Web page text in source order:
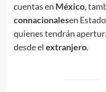
cuentas en México,
connacionalesen
quienes tendrán
desde el extranjero.